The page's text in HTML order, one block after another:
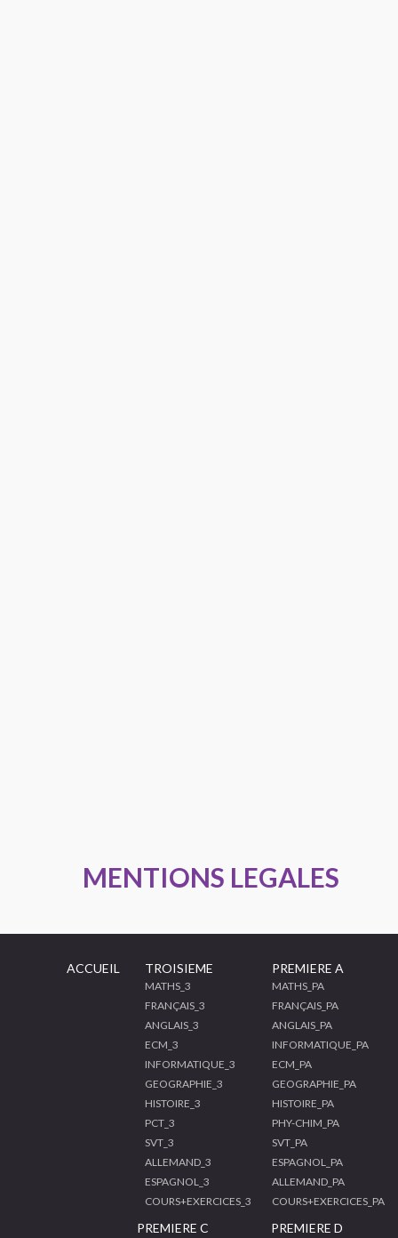
MENTIONS LEGALES
ACCUEIL TROISIEME
MATHS_3
FRANÇAIS_3
ANGLAIS_3
ECM_3
INFORMATIQUE_3
GEOGRAPHIE_3
HISTOIRE_3
PCT_3
SVT_3
ALLEMAND_3
ESPAGNOL_3
COURS+EXERCICES_3
PREMIERE A
MATHS_PA
FRANÇAIS_PA
ANGLAIS_PA
INFORMATIQUE_PA
ECM_PA
GEOGRAPHIE_PA
HISTOIRE_PA
PHY-CHIM_PA
SVT_PA
ESPAGNOL_PA
ALLEMAND_PA
COURS+EXERCICES_PA
PREMIERE C PREMIERE D